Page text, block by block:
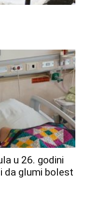
u 26. godini
da glumi bolest